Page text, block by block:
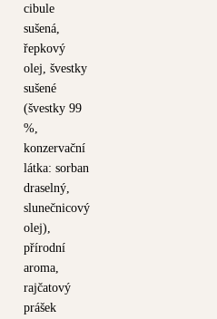
cibule
sušená,
řepkový
olej, švestky
sušené
(švestky 99
%,
konzervační
látka: sorban
draselný,
slunečnicový
olej),
přírodní
aroma,
rajčatový
prášek